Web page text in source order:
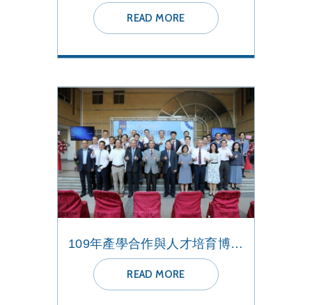
READ MORE
109年產學合作與人才培育博覽會
READ MORE